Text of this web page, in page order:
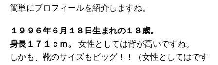
簡単にプロフィールを紹介しますね。
１９９６年６月１８日生まれの１８歳。
身長１７１ｃｍ。
女性としては背が高いですね。
しかも、靴のサイズもビッグ！！（女性としてはです